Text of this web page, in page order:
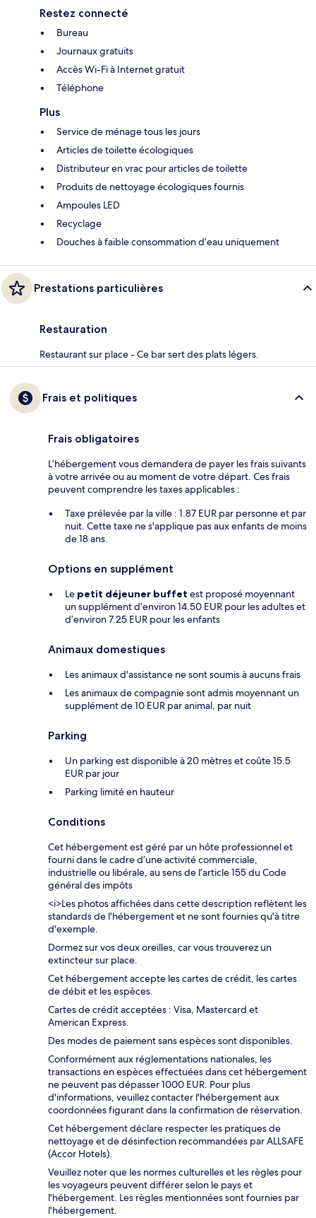
Restez connecté
Bureau
Journaux gratuits
Accès Wi-Fi à Internet gratuit
Téléphone
Plus
Service de ménage tous les jours
Articles de toilette écologiques
Distributeur en vrac pour articles de toilette
Produits de nettoyage écologiques fournis
Ampoules LED
Recyclage
Douches à faible consommation d’eau uniquement
Prestations particulières
Restauration
Restaurant sur place - Ce bar sert des plats légers.
Frais et politiques
Frais obligatoires
L’hébergement vous demandera de payer les frais suivants
à votre arrivée ou au moment de votre départ. Ces frais
peuvent comprendre les taxes applicables :
Taxe prélevée par la ville : 1.87 EUR par personne et par
nuit. Cette taxe ne s'applique pas aux enfants de moins
de 18 ans.
Options en supplément
Le petit déjeuner buffet est proposé moyennant
un supplément d’environ 14.50 EUR pour les adultes et
d’environ 7.25 EUR pour les enfants
Animaux domestiques
Les animaux d'assistance ne sont soumis à aucuns frais
Les animaux de compagnie sont admis moyennant un
supplément de 10 EUR par animal, par nuit
Parking
Un parking est disponible à 20 mètres et coûte 15.5
EUR par jour
Parking limité en hauteur
Conditions
Cet hébergement est géré par un hôte professionnel et
fourni dans le cadre d’une activité commerciale,
industrielle ou libérale, au sens de l’article 155 du Code
général des impôts
<i>Les photos affichées dans cette description reflètent les
standards de l'hébergement et ne sont fournies qu'à titre
d'exemple.
Dormez sur vos deux oreilles, car vous trouverez un
extincteur sur place.
Cet hébergement accepte les cartes de crédit, les cartes
de débit et les espèces.
Cartes de crédit acceptées : Visa, Mastercard et
American Express.
Des modes de paiement sans espèces sont disponibles.
Conformément aux réglementations nationales, les
transactions en espèces effectuées dans cet hébergement
ne peuvent pas dépasser 1000 EUR. Pour plus
d'informations, veuillez contacter l'hébergement aux
coordonnées figurant dans la confirmation de réservation.
Cet hébergement déclare respecter les pratiques de
nettoyage et de désinfection recommandées par ALLSAFE
(Accor Hotels).
Veuillez noter que les normes culturelles et les règles pour
les voyageurs peuvent différer selon le pays et
l'hébergement. Les règles mentionnées sont fournies par
l'hébergement.